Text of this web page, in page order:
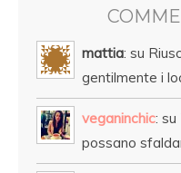
mattia: su
gentilmente i
veganinchic:
possano